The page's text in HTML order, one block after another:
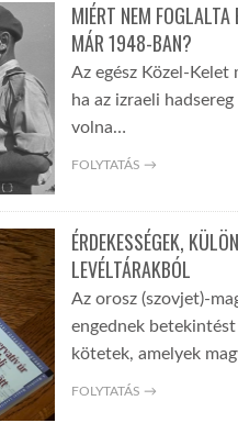
MIÉRT NEM FOGLALTA
MÁR 1948-BAN?
Az egész Közel-Kelet
ha az izraeli
volna…
FOLYTATÁS →
ÉRDEKESSÉGEK,
LEVÉLTÁRAKBÓL
Az orosz (szovjet)-
engednek
kötetek, amelyek
FOLYTATÁS →